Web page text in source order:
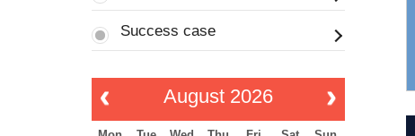
Success case
August 2026